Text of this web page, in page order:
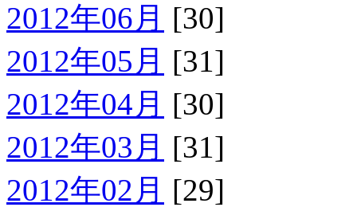
2012年06月 [30]
2012年05月 [31]
2012年04月 [30]
2012年03月 [31]
2012年02月 [29]